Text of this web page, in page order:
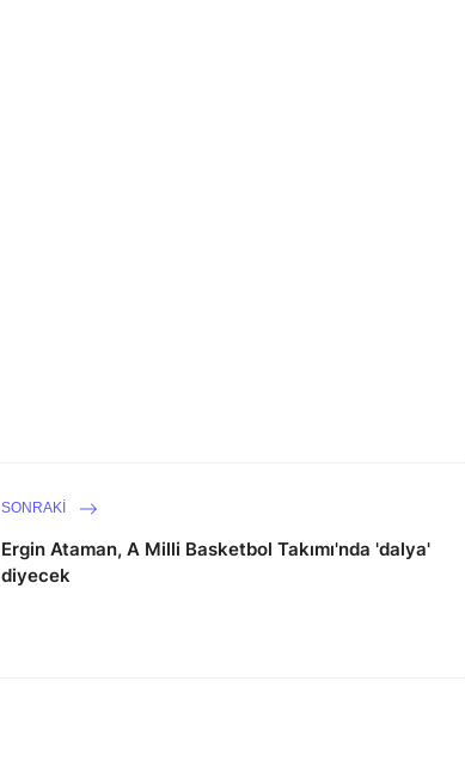
SONRAKI
Ergin Ataman, A Milli Basketbol Takımı'nda 'dalya'
diyecek